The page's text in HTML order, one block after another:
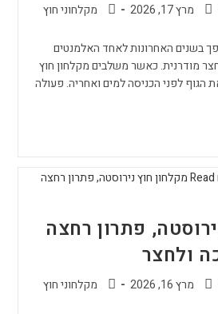
מרץ 17, 2026 מקלחוני חוץ
בשנים האחרונות לאחד האלמנטים
מודרנית. כאשר משלבים מקלחון חוץ
הגוף לפני הכניסה למים ואחריה. פעולה
פתרון רחצה
ולחצר
מרץ 16, 2026 מקלחוני חוץ